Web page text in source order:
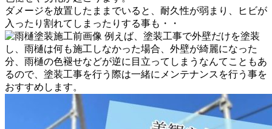
ダメージを放置したままでいると、耐久性が弱まり、ヒビが
入ったり割れてしまったりする事も・・
例えば、塗装工事で外壁だけを塗装
し、雨樋は何も施工しなかった場合、外壁が綺麗になった
分、雨樋の色褪せなどが逆に目立ってしまうなんてこともあ
るので、塗装工事を行う際は一緒にメンテナンスを行う事を
おすすめします。